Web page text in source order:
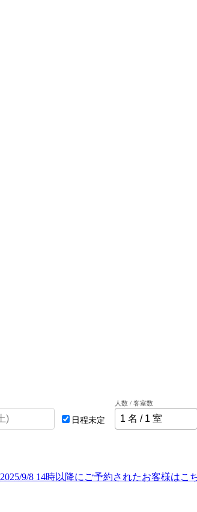
日程未定
人数 / 客室数
2025/9/8 14時以降にご予約されたお客様はこ